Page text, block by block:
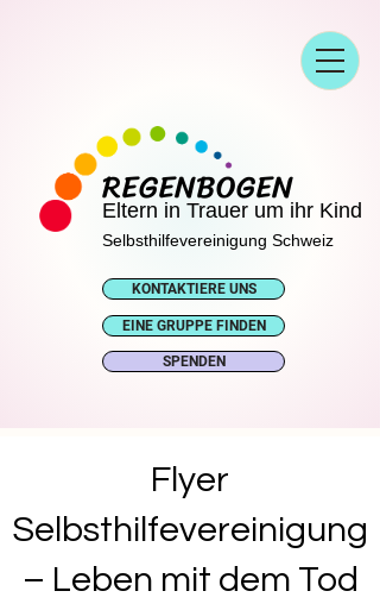
REGENBOGEN
Eltern in Trauer um ihr Kind
Selbsthilfevereinigung Schweiz
KONTAKTIERE UNS
EINE GRUPPE FINDEN
SPENDEN
Flyer
Selbsthilfevereinigung
– Leben mit dem Tod